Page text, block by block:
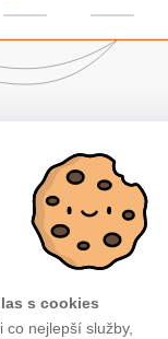
s cookies
co nejlepší služby,